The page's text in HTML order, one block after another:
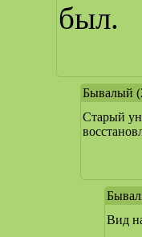
был.
Бывалый
Старый
Вид